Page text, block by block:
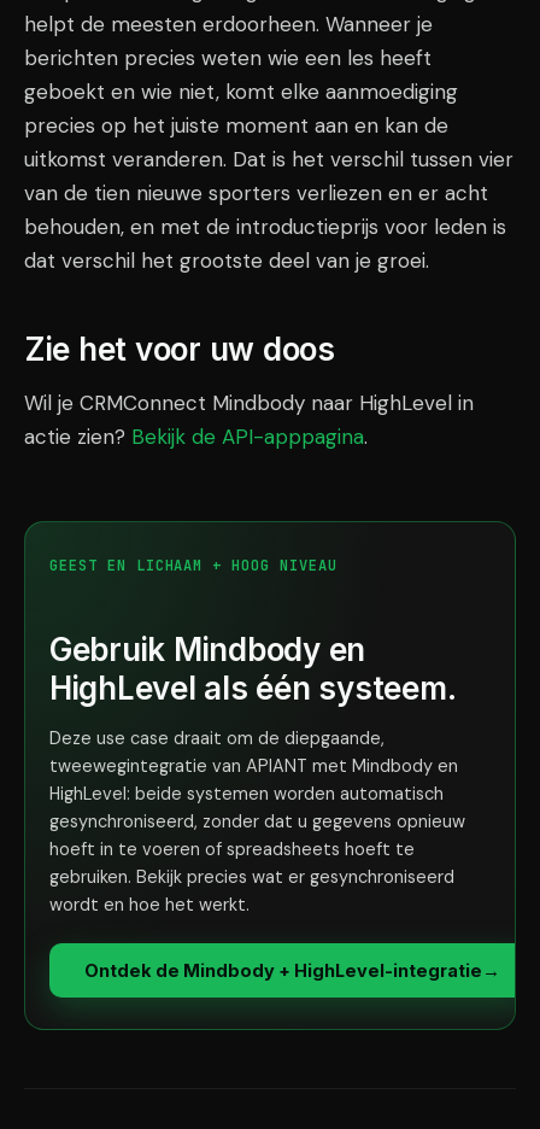
helpt de meesten erdoorheen. Wanneer je
berichten precies weten wie een les heeft
geboekt en wie niet, komt elke aanmoediging
precies op het juiste moment aan en kan de
uitkomst veranderen. Dat is het verschil tussen vier
van de tien nieuwe sporters verliezen en er acht
behouden, en met de introductieprijs voor leden is
dat verschil het grootste deel van je groei.
Zie het voor uw doos
Wil je CRMConnect Mindbody naar HighLevel in
actie zien? Bekijk de API-apppagina.
GEEST EN LICHAAM + HOOG NIVEAU
Gebruik Mindbody en
HighLevel als één systeem.
Deze use case draait om de diepgaande,
tweewegintegratie van APIANT met Mindbody en
HighLevel: beide systemen worden automatisch
gesynchroniseerd, zonder dat u gegevens opnieuw
hoeft in te voeren of spreadsheets hoeft te
gebruiken. Bekijk precies wat er gesynchroniseerd
wordt en hoe het werkt.
Ontdek de Mindbody + HighLevel-integratie →